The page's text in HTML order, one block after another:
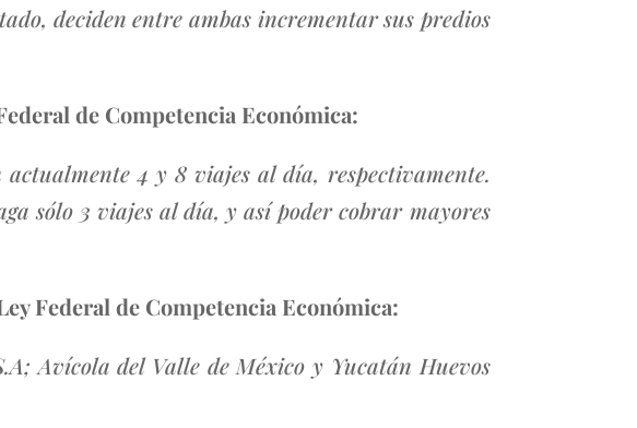
deciden entre ambas incrementar sus predios
de Competencia Económica:
4 y 8 viajes al día, respectivamente.
sólo 3 viajes al día, y así poder cobrar mayores
Federal de Competencia Económica:
Avícola del Valle de México y Yucatán Huevos